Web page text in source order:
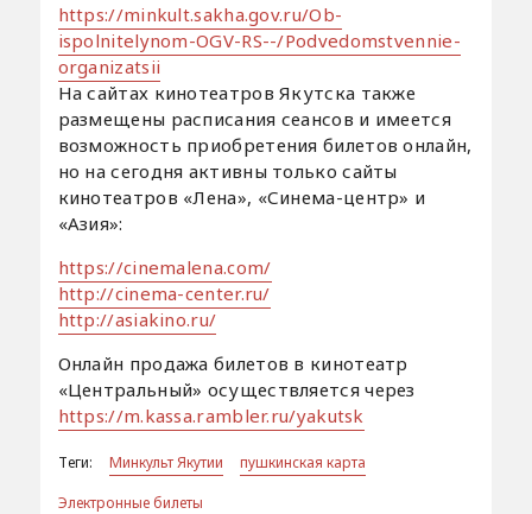
https://minkult.sakha.gov.ru/Ob-
ispolnitelynom-OGV-RS--/Podvedomstvennie-
organizatsii
На сайтах кинотеатров Якутска также
размещены расписания сеансов и имеется
возможность приобретения билетов онлайн,
но на сегодня активны только сайты
кинотеатров «Лена», «Синема-центр» и
«Азия»:
https://cinemalena.com/
http://cinema-center.ru/
http://asiakino.ru/
Онлайн продажа билетов в кинотеатр
«Центральный» осуществляется через
https://m.kassa.rambler.ru/yakutsk
Теги: Минкульт Якутии
пушкинская карта
Электронные билеты